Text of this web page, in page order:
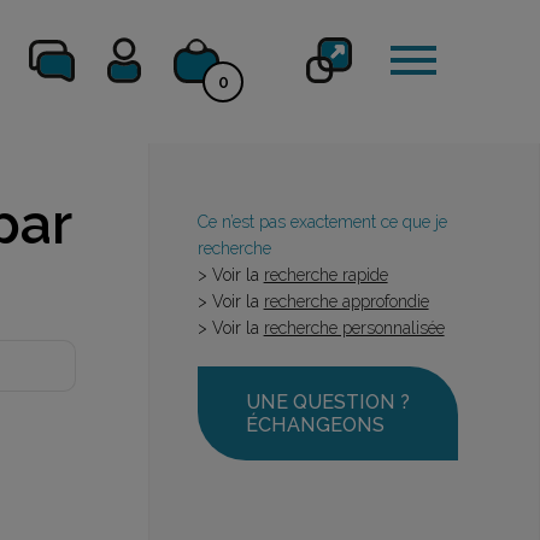
0
Ce n’est pas exactement ce que je
recherche
> Voir la recherche rapide
> Voir la recherche approfondie
> Voir la recherche personnalisée
UNE QUESTION ?
ÉCHANGEONS